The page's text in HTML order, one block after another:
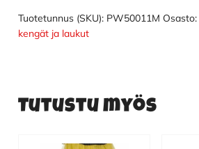
Tuotetunnus (SKU): PW50011M Osasto:
kengät ja laukut
Tutustu myös